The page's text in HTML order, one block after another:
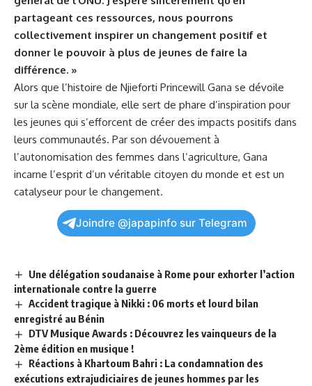
partageant ces ressources, nous pourrons
collectivement inspirer un ⁢changement positif et
donner le ‍pouvoir à plus ‍de jeunes de‍ faire la
différence. »
Alors que l’histoire ⁢de Njieforti Princewill Gana se dévoile
sur la scène mondiale, elle sert de phare d’inspiration pour
les jeunes ‌qui s’efforcent de ‍créer des impacts positifs⁣ dans
leurs communautés. Par son dévouement à
l’autonomisation des femmes dans l’agriculture, Gana
incarne l’esprit d’un véritable citoyen du monde et est un
catalyseur pour le changement.
Joindre @japapinfo sur Telegram
Une délégation soudanaise à Rome pour exhorter l’action
internationale contre la guerre
Accident tragique à Nikki : 06 morts et lourd bilan
enregistré au Bénin
DTV Musique Awards : Découvrez les vainqueurs de la
2ème édition en musique !
Réactions à Khartoum Bahri : La condamnation des
exécutions extrajudiciaires de jeunes hommes par les